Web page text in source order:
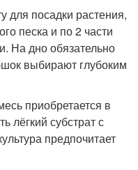
для посадки растения,
песка и по 2 части
На дно обязательно
выбирают глубоким
приобретается в
лёгкий субстрат с
предпочитает